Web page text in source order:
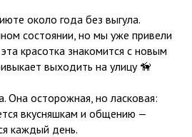
около года без выгула.
состоянии, но мы уже привели
красотка знакомится с новым
выходить на улицу 🦮
Она осторожная, но ласковая:
вкусняшкам и общению —
каждый день.